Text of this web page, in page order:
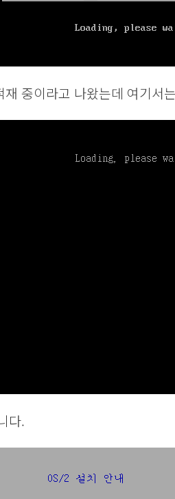
재 중이라고 나왔는데 여기서
다.